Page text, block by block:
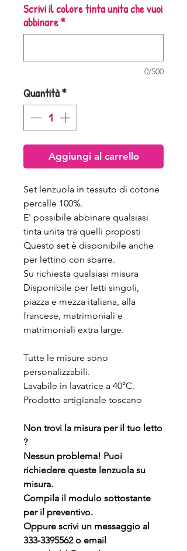
Scrivi il colore tinta unita che vuoi
abbinare*
0/500
Quantità*
Aggiungi al carrello
Set lenzuola in tessuto di cotone
percalle 100%.
E' possibile abbinare qualsiasi
tinta unita tra quelli proposti
Questo set è disponibile anche
per lettino con sbarre.
Su richiesta qualsiasi misura
Disponibile per letti singoli,
piazza e mezza italiana, alla
francese, matrimoniali e
matrimoniali extra large.
Tutte le misure sono
personalizzabili.
Lavabile in lavatrice a 40°C.
Prodotto artigianale toscano
Non trovi la misura per il tuo letto
?
Nessun problema! Puoi
richiedere queste lenzuola su
misura.
Compila il modulo sottostante
per il preventivo.
Oppure scrivi un messaggio al
333-3395562 o email